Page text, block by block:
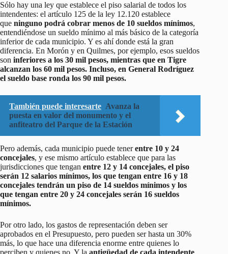
Sólo hay una ley que establece el piso salarial de todos los
intendentes: el artículo 125 de la ley 12.120 establece
que ninguno podrá cobrar menos de 10 sueldos mínimos,
entendiéndose un sueldo mínimo al más básico de la categoría
inferior de cada municipio. Y es ahí donde está la gran
diferencia. En Morón y en Quilmes, por ejemplo, esos sueldos
son inferiores a los 30 mil pesos, mientras que en Tigre
alcanzan los 60 mil pesos. Incluso, en General Rodríguez
el sueldo base ronda los 90 mil pesos.
También puede interesarte Avanza la
puesta en valor del monumento y el
anfiteatro del Parque de la Estación
Pero además, cada municipio puede tenerentre 10 y 24
concejales, y ese mismo artículo establece que para las
jurisdicciones que tengan entre 12 y 14 concejales, el piso
serán 12 salarios mínimos, los que tengan entre 16 y 18
concejales tendrán un piso de 14 sueldos mínimos y los
que tengan entre 20 y 24 concejales serán 16 sueldos
mínimos.
Por otro lado, los gastos de representación deben ser
aprobados en el Presupuesto, pero pueden ser hasta un 30%
más, lo que hace una diferencia enorme entre quienes lo